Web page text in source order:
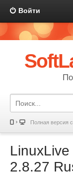
Войти
Полная версия
2.8.27